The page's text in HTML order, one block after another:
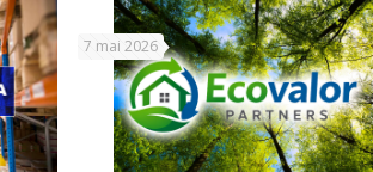
7 mai 2026